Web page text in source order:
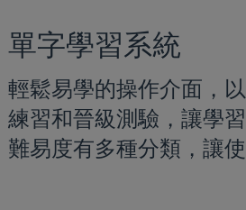
單字學習系統
輕鬆易學的操作介面，
練習和晉級測驗，讓學
難易度有多種分類，讓